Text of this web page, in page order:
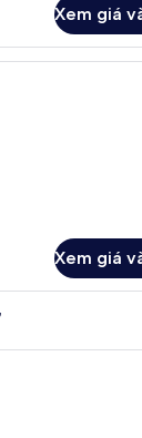
Xem giá
Bộ đồ
Xem giá
Airport